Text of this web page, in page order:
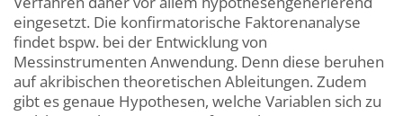
eingesetzt. Die konfirmatorische Faktorenanalyse
findet bspw. bei der Entwicklung von
Messinstrumenten Anwendung. Denn diese beruhen
auf akribischen theoretischen Ableitungen. Zudem
gibt es genaue Hypothesen, welche Variablen sich zu